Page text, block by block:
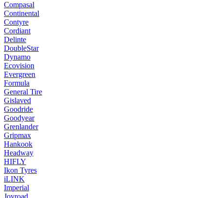
Compasal
Continental
Contyre
Cordiant
Delinte
DoubleStar
Dynamo
Ecovision
Evergreen
Formula
General Tire
Gislaved
Goodride
Goodyear
Grenlander
Gripmax
Hankook
Headway
HIFLY
Ikon Tyres
iLINK
Imperial
Joyroad